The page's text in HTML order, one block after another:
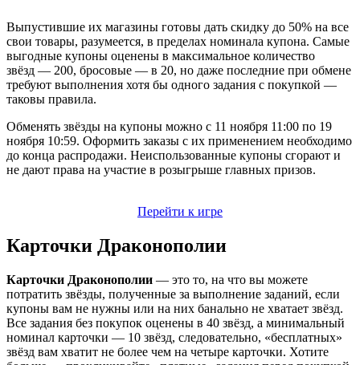
Выпустившие их магазины готовы дать скидку до 50% на все
свои товары, разумеется, в пределах номинала купона. Самые
выгодные купоны оценены в максимальное количество
звёзд — 200, бросовые — в 20, но даже последние при обмене
требуют выполнения хотя бы одного задания с покупкой —
таковы правила.
Обменять звёзды на купоны можно с 11 ноября 11:00 по 19
ноября 10:59. Оформить заказы с их применением необходимо
до конца распродажи. Неиспользованные купоны сгорают и
не дают права на участие в розыгрыше главных призов.
Перейти к игре
Карточки Драконополии
Карточки Драконополии — это то, на что вы можете
потратить звёзды, полученные за выполнение заданий, если
купоны вам не нужны или на них банально не хватает звёзд.
Все задания без покупок оценены в 40 звёзд, а минимальный
номинал карточки — 10 звёзд, следовательно, «бесплатных»
звёзд вам хватит не более чем на четыре карточки. Хотите